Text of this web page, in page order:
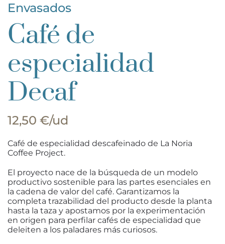
Envasados
Café de
especialidad
Decaf
12,50 €/ud
Café de especialidad descafeinado de La Noria
Coffee Project.
El proyecto nace de la búsqueda de un modelo
productivo sostenible para las partes esenciales en
la cadena de valor del café. Garantizamos la
completa trazabilidad del producto desde la planta
hasta la taza y apostamos por la experimentación
en origen para perfilar cafés de especialidad que
deleiten a los paladares más curiosos.